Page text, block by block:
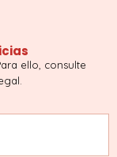
ello, consulte